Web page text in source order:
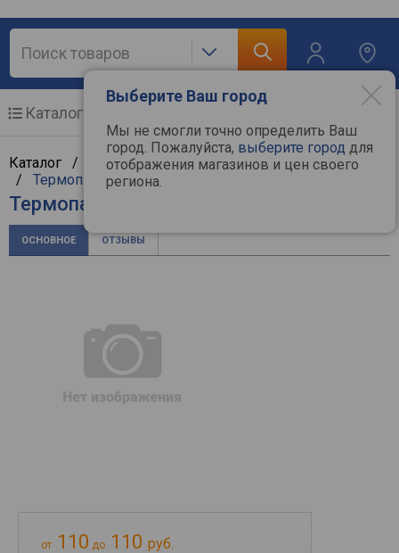
Выберите Ваш город
Мы не смогли точно определить Ваш
город. Пожалуйста, выберите город для
отображения магазинов и цен своего
региона.
Каталог
Каталог / Компьютерная техника/ Комплектующие
/ Термопасты и термопрокладки
Термопаста Aerocool Cog 2g
ОСНОВНОЕ ОТЗЫВЫ
от 110 до 110 руб.